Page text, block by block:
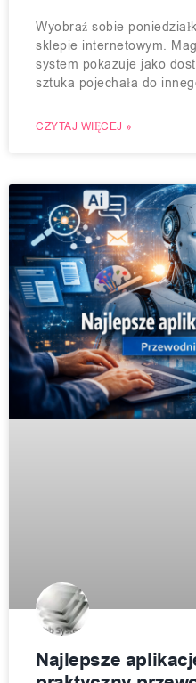
Wyobraź sobie
sklepie internetowym.
system pokazuje jako
sztuka pojechała do
CZYTAJ WIĘCEJ »
Najlepsze